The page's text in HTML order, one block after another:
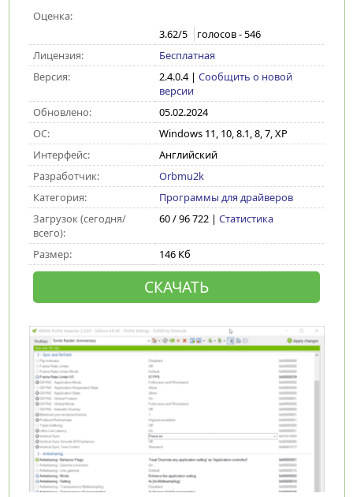
Оценка:
3.62/5 голосов -546
Лицензия:
Бесплатная
Версия:
2.4.0.4| Сообщить о новой
версии
Обновлено:
05.02.2024
ОС:
Windows 11, 10, 8.1, 8, 7, XP
Интерфейс:
Английский
Разработчик:
Orbmu2k
Категория:
Программы для драйверов
Загрузок (сегодня/
всего):
60 / 96 722 | Статистика
Размер: 146 Кб
СКАЧАТЬ